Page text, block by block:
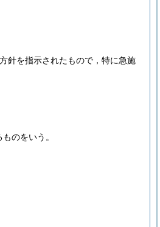
針を指示されたもので，特に急施
のをいう。